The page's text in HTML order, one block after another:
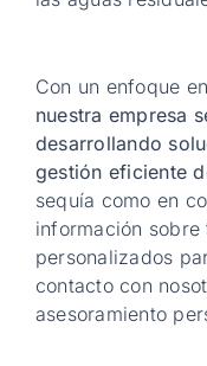
Con un enfoque
nuestra empresa
desarrollando
gestión eficiente
sequía como en
información
personalizados
contacto con
asesoramiento